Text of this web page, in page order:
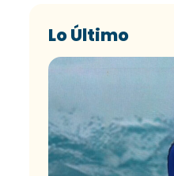
Lo Último